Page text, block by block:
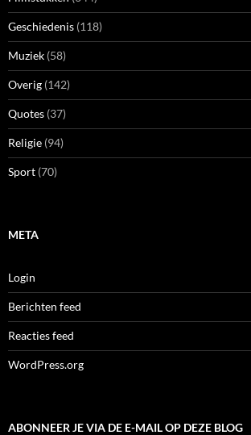
Geschiedenis (118)
Muziek (58)
Overig (142)
Quotes (37)
Religie (94)
Sport (70)
META
Login
Berichten feed
Reacties feed
WordPress.org
ABONNEER JE VIA DE E-MAIL OP DEZE BLOG